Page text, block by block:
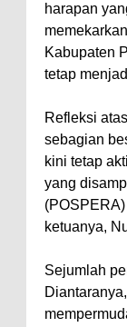
harapan
Kabupaten
tetap
Refleksi
sebagian
kini tetap
yang
ketuanya,
Sejumlah